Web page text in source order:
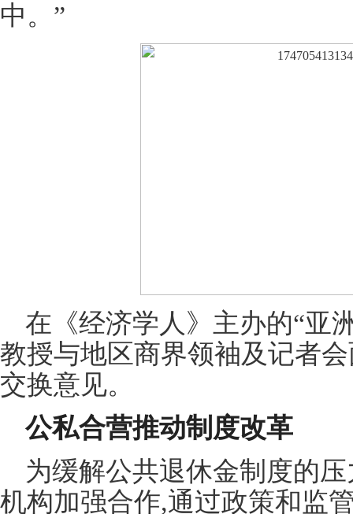
中。”
在《经济学人》主办的“亚
教授与地区商界领袖及记者
交换意见。
公私合营推动制度改革
为缓解公共退休金制度的
机构加强合作,通过政策和监